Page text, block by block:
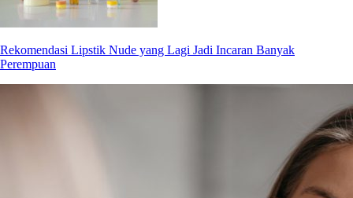
Rekomendasi Lipstik Nude yang Lagi Jadi Incaran Banyak
Perempuan